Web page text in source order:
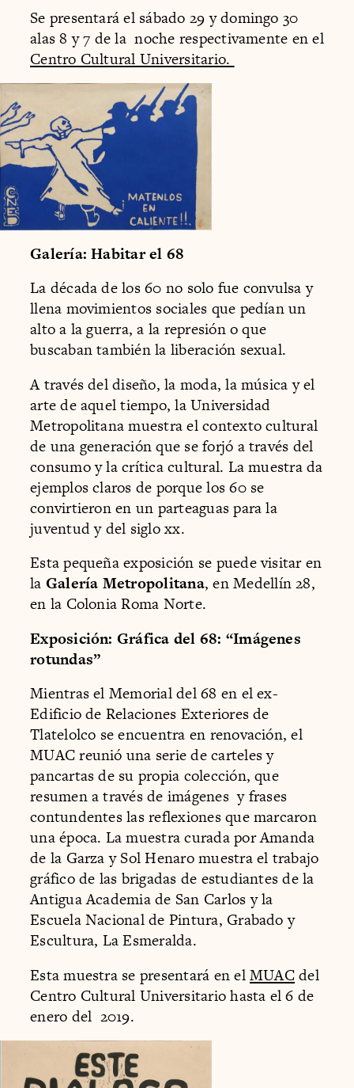
Se presentará el sábado 29 y domingo 30
alas 8 y 7 de la noche respectivamente en el
Centro Cultural Universitario.
Galería: Habitar el 68
La década de los 60 no solo fue convulsa y
llena movimientos sociales que pedían un
alto a la guerra, a la represión o que
buscaban también la liberación sexual.
A través del diseño, la moda, la música y el
arte de aquel tiempo, la Universidad
Metropolitana muestra el contexto cultural
de una generación que se forjó a través del
consumo y la crítica cultural. La muestra da
ejemplos claros de porque los 60 se
convirtieron en un parteaguas para la
juventud y del siglo xx.
Esta pequeña exposición se puede visitar en
la Galería Metropolitana, en Medellín 28,
en la Colonia Roma Norte.
Exposición: Gráfica del 68: “Imágenes
rotundas”
Mientras el Memorial del 68 en el ex-
Edificio de Relaciones Exteriores de
Tlatelolco se encuentra en renovación, el
MUAC reunió una serie de carteles y
pancartas de su propia colección, que
resumen a través de imágenes y frases
contundentes las reflexiones que marcaron
una época. La muestra curada por Amanda
de la Garza y Sol Henaro muestra el trabajo
gráfico de las brigadas de estudiantes de la
Antigua Academia de San Carlos y la
Escuela Nacional de Pintura, Grabado y
Escultura, La Esmeralda.
Esta muestra se presentará en elMUACdel
Centro Cultural Universitario hasta el 6 de
enero del 2019.